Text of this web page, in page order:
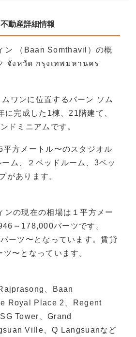
不動産詳細情報
ン （Baan Somthavil）の概
งหวัด กรุงเทพมหานคร
ワンに位置するバーン ソム
に完成した1棟、21階建て、
ドミニアムです。
平方メートル〜のスタジオル
ム、２ベッドルーム、3ベッ
があります。
ンの現在の相場は１平方メー
～178,000バーツです。
ーツ〜となっています。賃貸
〜となっています。
、Baan
Royal Place 2、Regent
Tower、Grand
Ville、Q Langsuanなど